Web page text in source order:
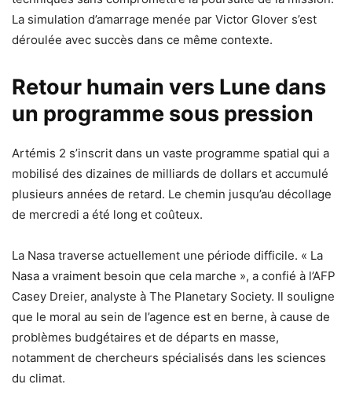
La simulation d’amarrage menée par Victor Glover s’est
déroulée avec succès dans ce même contexte.
Retour humain vers Lune dans
un programme sous pression
Artémis 2 s’inscrit dans un vaste programme spatial qui a
mobilisé des dizaines de milliards de dollars et accumulé
plusieurs années de retard. Le chemin jusqu’au décollage
de mercredi a été long et coûteux.
La Nasa traverse actuellement une période difficile. « La
Nasa a vraiment besoin que cela marche », a confié à l’AFP
Casey Dreier, analyste à The Planetary Society. Il souligne
que le moral au sein de l’agence est en berne, à cause de
problèmes budgétaires et de départs en masse,
notamment de chercheurs spécialisés dans les sciences
du climat.